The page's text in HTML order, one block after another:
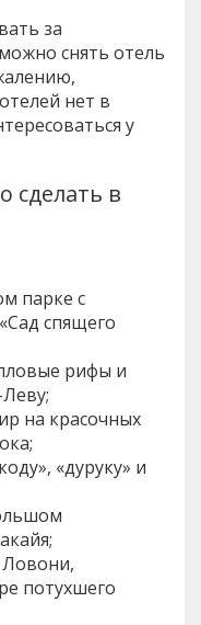
за
снять отель
нет в
у
сделать в
парке с
спящего
рифы и
на красочных
«дуруку» и
потухшего